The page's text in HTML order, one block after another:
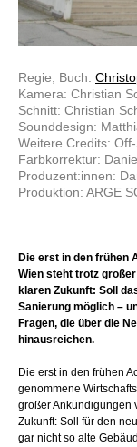
Regie, Buch:
Kamera: Christian
Schnitt: Christian
Sounddesign:
Weitere Credits:
Farbkorrektur:
Produzent:innen:
Produktion: ARGE
Die erst in den
Wien steht trotz
klaren Zukunft: Soll
Sanierung möglich –
Fragen, die über die
hinausreichen.
Die erst in den frühen
genommene
großer Ankündigungen
Zukunft: Soll für den
gar nicht so alte